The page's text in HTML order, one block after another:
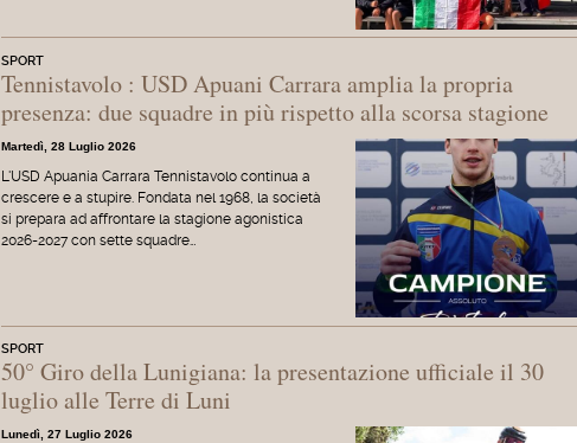
SPORT
Tennistavolo : USD Apuani Carrara amplia la propria
presenza: due squadre in più rispetto alla scorsa stagione
Martedì, 28 Luglio 2026
L'USD Apuania Carrara Tennistavolo continua a
crescere e a stupire. Fondata nel 1968, la società
si prepara ad affrontare la stagione agonistica
2026-2027 con sette squadre…
SPORT
50° Giro della Lunigiana: la presentazione ufficiale il 30
luglio alle Terre di Luni
Lunedì, 27 Luglio 2026